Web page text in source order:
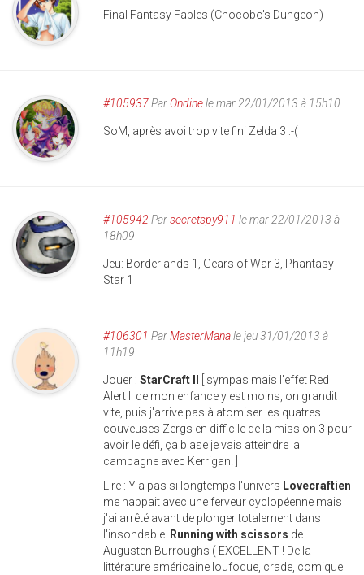
Final Fantasy Fables (Chocobo's Dungeon)
#105937ParOndinele mar 22/01/2013 à 15h10
SoM, après avoi trop vite fini Zelda 3 :-(
#105942 Parsecretspy911 le mar 22/01/2013 à
18h09
Jeu: Borderlands 1, Gears of War 3, Phantasy
Star 1
#106301 ParMasterManale jeu 31/01/2013 à
11h19
Jouer : StarCraft II [ sympas mais l'effet Red
Alert II de mon enfance y est moins, on grandit
vite, puis j'arrive pas à atomiser les quatres
couveuses Zergs en difficile de la mission 3 pour
avoir le défi, ça blase je vais atteindre la
campagne avec Kerrigan. ]
Lire : Y a pas si longtemps l'univers Lovecraftien
me happait avec une ferveur cyclopéenne mais
j'ai arrêté avant de plonger totalement dans
l'insondable. Running with scissors de
Augusten Burroughs ( EXCELLENT ! De la
littérature américaine loufoque, crade, comique